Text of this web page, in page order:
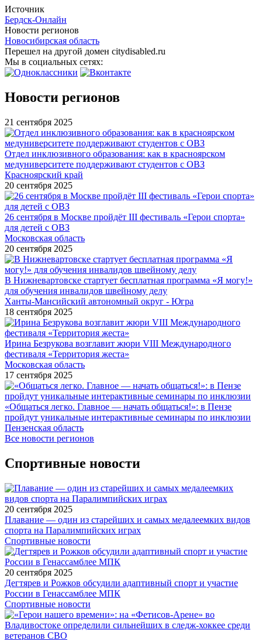
Источник
Бердск-Онлайн
Новости регионов
Новосибирская область
Перешел на другой домен citydisabled.ru
Мы в социальных сетях:
Новости регионов
21 сентября 2025
Отдел инклюзивного образования: как в красноярском
медуниверситете поддерживают студентов с ОВЗ
Красноярский край
20 сентября 2025
26 сентября в Москве пройдёт III фестиваль «Герои спорта»
для детей с ОВЗ
Московская область
20 сентября 2025
В Нижневартовске стартует бесплатная программа «Я могу!»
для обучения инвалидов швейному делу
Ханты-Мансийский автономный округ - Югра
18 сентября 2025
Ирина Безрукова возглавит жюри VIII Международного
фестиваля «Территория жеста»
Московская область
17 сентября 2025
«Общаться легко. Главное — начать общаться!»: в Пензе
пройдут уникальные интерактивные семинары по инклюзии
Пензенская область
Все новости регионов
Спортивные новости
20 сентября 2025
Плавание — один из старейших и самых медалеемких видов
спорта на Паралимпийских играх
Спортивные новости
20 сентября 2025
Дегтярев и Рожков обсудили адаптивный спорт и участие
России в Генассамблее МПК
Спортивные новости